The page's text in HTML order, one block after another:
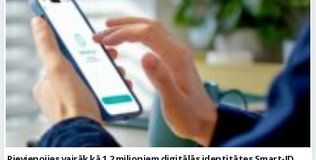
Pievienojies vairāk kā 1,2 miljoniem digitālās identitātes Smart-ID
lietotājiem